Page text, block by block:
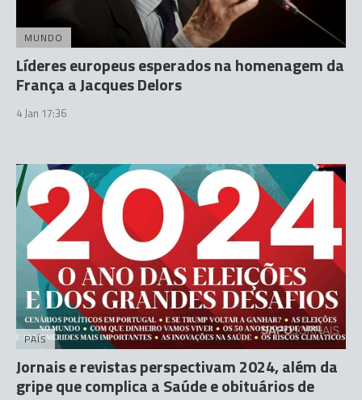
MUNDO
Líderes europeus esperados na homenagem da
França a Jacques Delors
4 Jan 17:36
PAÍS
Jornais e revistas perspectivam 2024, além da
gripe que complica a Saúde e obituários de